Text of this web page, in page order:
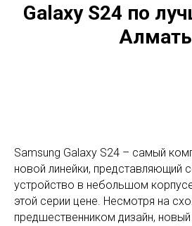
Galaxy S24 по
Samsung Galaxy S24 – самый
новой линейки, представляющий
устройство в небольшом
этой серии цене. Несмотря на
предшественником дизайн, новый